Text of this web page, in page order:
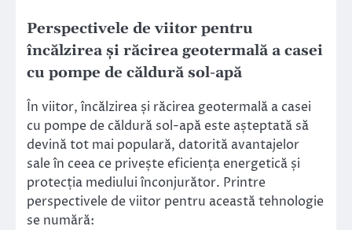
Perspectivele de viitor pentru
încălzirea și răcirea geotermală a casei
cu pompe de căldură sol-apă
În viitor, încălzirea și răcirea geotermală a casei
cu pompe de căldură sol-apă este așteptată să
devină tot mai populară, datorită avantajelor
sale în ceea ce privește eficiența energetică și
protecția mediului înconjurător. Printre
perspectivele de viitor pentru această tehnologie
se numără: